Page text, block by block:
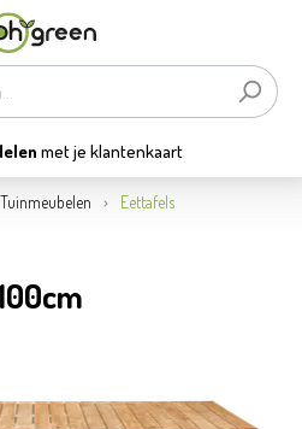
met je klantenkaart
Tuinmeubelen Eettafels